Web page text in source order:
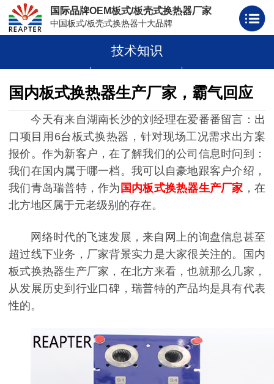
国际品牌OEM板式/板壳式换热器厂家
中国板式/板壳式换热器十大品牌
板壳式换热器
技术知识
国内板式换热器生产厂家，霸气回应
今天有来自湖南长沙的刘经理在爱番番留言：出
口项目用6台板式换热器，针对现场工况需求出方案
报价。作为新客户，在了解我们的公司信息时问到：
我们在国内属于哪一档。我可以自豪地跟客户介绍，
我们青岛瑞普特，作为 国内板式换热器生产厂家 ，在
北方地区属于元老级别的存在。
网络时代的飞速发展，来自网上的询盘信息甚至
超过线下业务，厂家背景实力是大家很关注的。国内
板式换热器生产厂家，在北方来看，也就那么几家，
从发展历史到行业口碑，瑞普特的产品均是具有代表
性的。